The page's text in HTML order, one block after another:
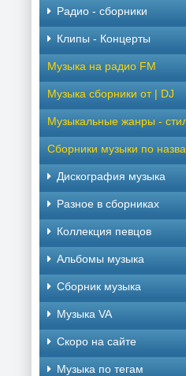
Радио - сборники
Клипы - Концерты
Музыка на радио FM
Музыка сборники от | DJ
Музыкальные жанры -
Сборники музыки по
Дискография музыка
Разное в сборниках
Коллекция певцов
Альбомы музыка
Сборник музыка
Музыка VA
Скоро на сайте
Музыка по тегам